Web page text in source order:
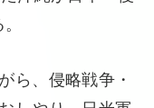
ら、侵略戦争・